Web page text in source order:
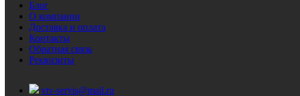
Блог
О компании
Доставка и оплата
Контакты
Обратная связь
Реквизиты
vtv-servis@mail.ru